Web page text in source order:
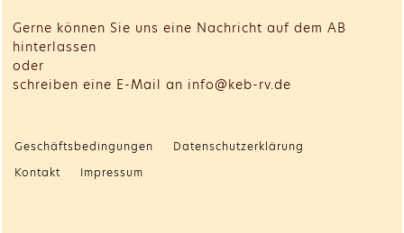
Gerne können Sie uns eine Nachricht auf dem AB
hinterlassen
oder
schreiben eine E-Mail an info@keb-rv.de
Geschäftsbedingungen
Datenschutzerklärung
Kontakt
Impressum